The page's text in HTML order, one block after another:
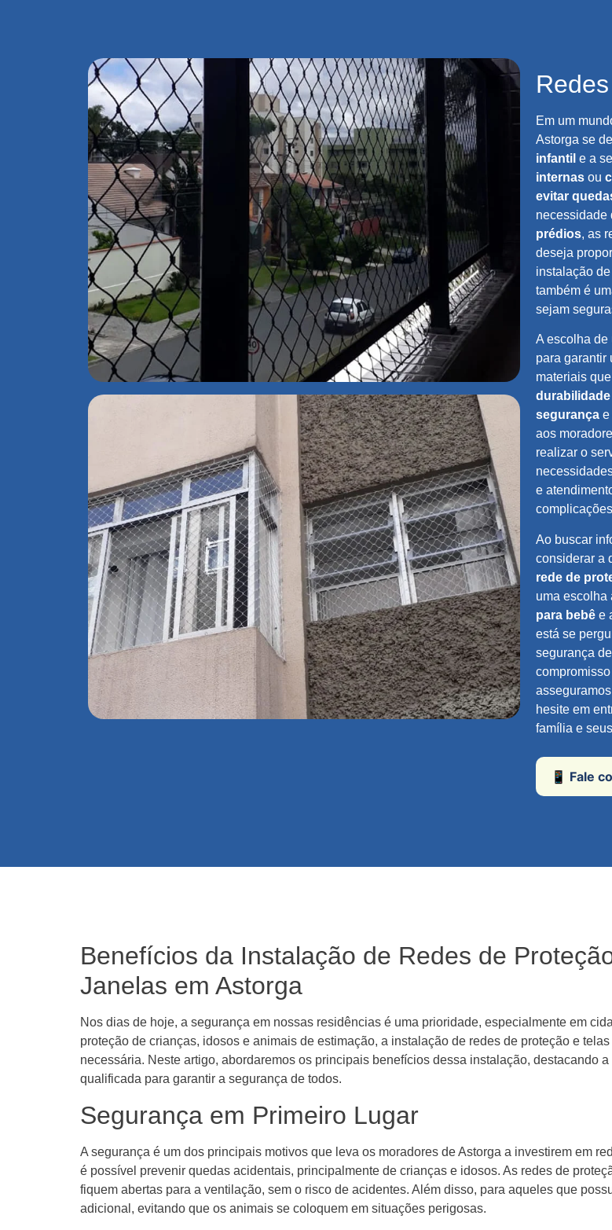
Em um
Astorga se
infantil e a
internas ou
evitar
necessidade
prédios, as
deseja
instalação
também é
sejam
A escolha de
para garantir
materiais
durabilidade
segurança e
aos
realizar o
e
Ao buscar
considerar a
rede de
uma escolha
para bebê e
está se
segurança
hesite em
família e
📱 Fale
Benefícios da Instalação de Redes de
Janelas em Astorga
Nos dias de hoje, a segurança em nossas residências é uma prioridade, especialmente em
proteção de crianças, idosos e animais de estimação, a instalação de redes de proteção e
necessária. Neste artigo, abordaremos os principais benefícios dessa instalação, destacando
qualificada para garantir a segurança de todos.
Segurança em Primeiro Lugar
A segurança é um dos principais motivos que leva os moradores de Astorga a investirem em
é possível prevenir quedas acidentais, principalmente de crianças e idosos. As redes de
fiquem abertas para a ventilação, sem o risco de acidentes. Além disso, para aqueles que
adicional, evitando que os animais se coloquem em situações perigosas.